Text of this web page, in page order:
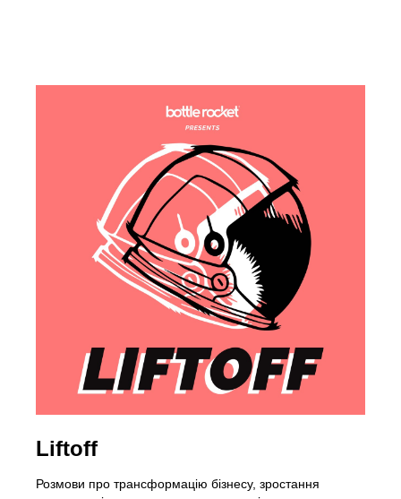
Liftoff
Розмови про трансформацію бізнесу, зростання